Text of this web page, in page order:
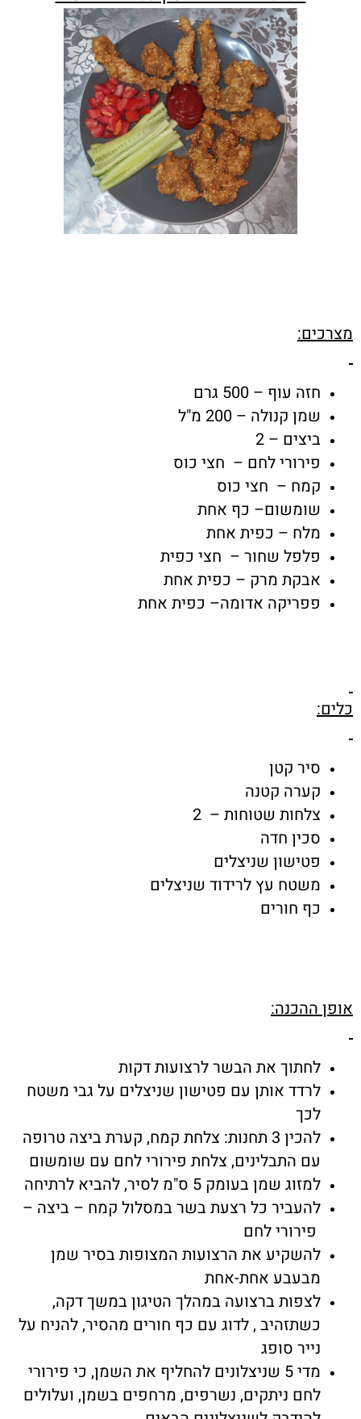
מצרכים:
חזה עוף – 500 גרם
שמן קנולה – 200 מ"ל
ביצים – 2
פירורי לחם – חצי כוס
קמח – חצי כוס
שומשום– כף אחת
מלח – כפית אחת
פלפל שחור – חצי כפית
אבקת מרק – כפית אחת
פפריקה אדומה– כפית אחת
כלים:
סיר קטן
קערה קטנה
צלחות שטוחות – 2
סכין חדה
פטישון שניצלים
משטח עץ לרידוד שניצלים
כף חורים
אופן ההכנה:
לחתוך את הבשר לרצועות דקות
לרדד אותן עם פטישון שניצלים על גבי משטח
לכך
להכין 3 תחנות: צלחת קמח, קערת ביצה טרופה
עם התבלינים, צלחת פירורי לחם עם שומשום
למזוג שמן בעומק 5 ס"מ לסיר, להביא לרתיחה
להעביר כל רצעת בשר במסלול קמח – ביצה –
פירורי לחם
להשקיע את הרצועות המצופות בסיר שמן
מבעבע אחת-אחת
לצפות ברצועה במהלך הטיגון במשך דקה,
כשתזהיב , לדוג עם כף חורים מהסיר, להניח על
נייר סופג
מדי 5 שניצלונים להחליף את השמן, כי פירורי
לחם ניתקים, נשרפים, מרחפים בשמן, ועלולים